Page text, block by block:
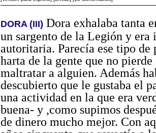
DORA (III) Dora exhalaba tanta
un sargento de la Legión y era
autoritaria. Parecía ese tipo de
harta de la gente que no pierde
maltratar a alguien. Además
descubierto que le gustaba el
una actividad en la que era
buena- y ,como supimos
de dinero mucho mejor. Con